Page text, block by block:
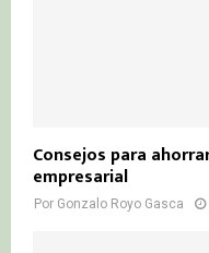
Consejos para
empresarial
Por Gonzalo Royo Gasca